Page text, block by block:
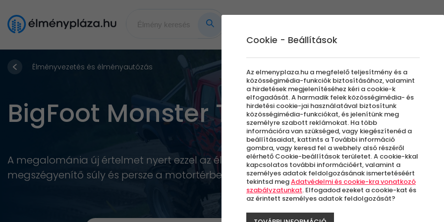
Élményvezetés és élményautózás
BigFoot Monster Truck Vezetés
A megalománia új értelmet nyert ezzel az élménykategóriával. Embernagyságú
megszégyenítő súly és persze a motortérbe zárt V8-as erőmű. Mindez biztosítja a 100%
Cookie - Beállítások
Az elmenyplaza.hu a megfelelő teljesítmény és a
közösségimédia-funkciók biztosításához, valamint
a hirdetések megjelenítéséhez kéri a cookie-k
elfogadását. A harmadik felek közösségimédia- és
hirdetési cookie-jai használatával biztosítunk
közösségimédia-funkciókat, és jelenítünk meg
személyre szabott reklámokat. Ha több
információra van szükséged, vagy kiegészítenéd a
beállításaidat, kattints a További információ
gombra, vagy keresd fel a webhely alsó részéről
elérhető Cookie-beállítások területet. A cookie-kkal
kapcsolatos további információért, valamint a
személyes adatok feldolgozásának ismertetéséért
tekintsd megAdatvédelmi és cookie-kra vonatkozó
szabályzatunkat. Elfogadod ezeket a cookie-kat és
az érintett személyes adatok feldolgozását?